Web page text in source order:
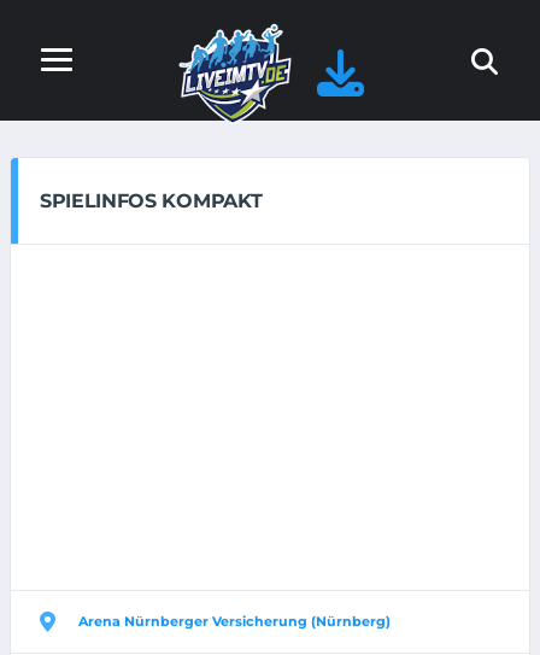
SPIELINFOS KOMPAKT
Arena Nürnberger Versicherung (Nürnberg)